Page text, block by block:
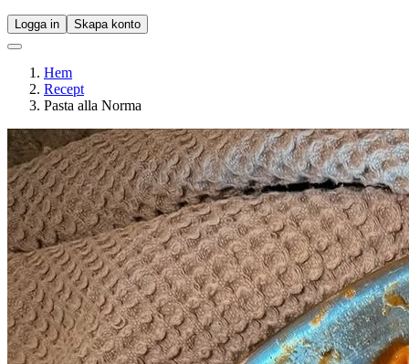
Logga in Skapa konto
Hem
Recept
Pasta alla Norma